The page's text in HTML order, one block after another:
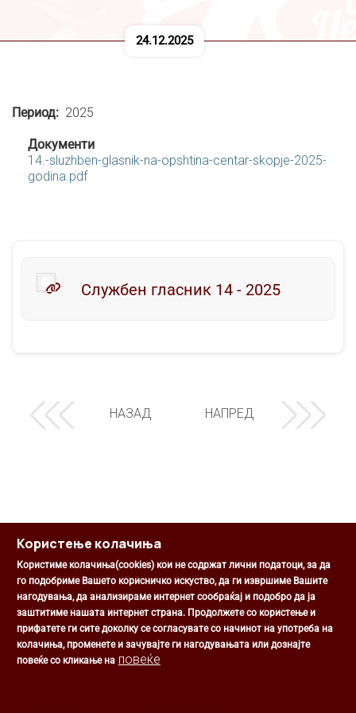
24.12.2025
Период 2025
Документи
14.-sluzhben-glasnik-na-opshtina-centar-skopje-2025-
godina.pdf
Службен гласник 14 - 2025
НАЗАД НАПРЕД
Општина Центар
Михаил Цоков бр. 1, Скопје
Скопје, РС Македонија
+389 2 3203 693
+389 2 3203 600
Користење колачиња
Користиме колачиња(cookies) кои не содржат лични податоци, за да
го подобриме Вашето корисничко искуство, да ги извршиме Вашите
нагодувања, да анализираме интернет сообраќај и подобро да ја
заштитиме нашата интернет страна. Продолжете со користење и
прифатете ги сите доколку се согласувате со начинот на употреба на
колачиња, променете и зачувајте ги нагодувањата или дознајте
повеќе со кликање на повеќе